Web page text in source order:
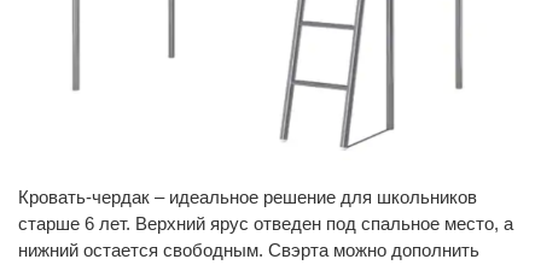
Кровать-чердак – идеальное решение для школьников
старше 6 лет. Верхний ярус отведен под спальное место, а
нижний остается свободным. Свэрта можно дополнить